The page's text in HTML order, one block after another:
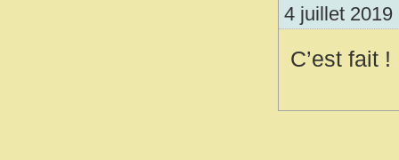
4 juillet
C’est fait